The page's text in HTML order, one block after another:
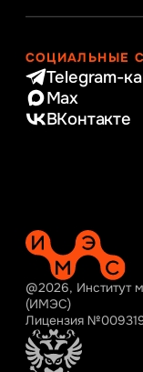
СОЦИАЛЬНЫЕ
Telegram-
Max
ВКонтакте
@2026, Институт
(ИМЭС)
Лицензия